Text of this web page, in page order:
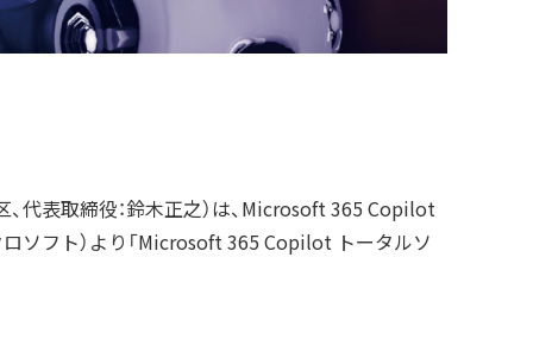
、代表取締役：鈴木正之）は、Microsoft 365 Copilot
ソフト）より「Microsoft 365 Copilot トータルソ